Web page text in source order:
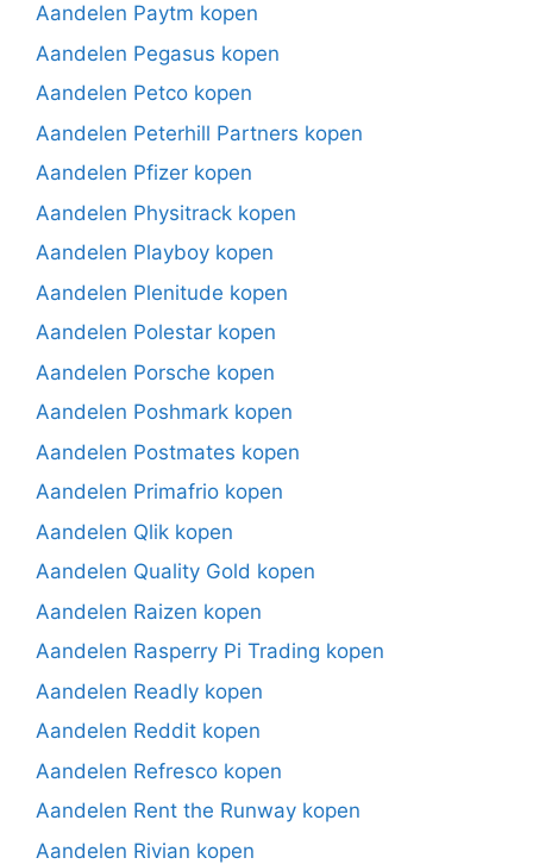
Aandelen Paytm kopen
Aandelen Pegasus kopen
Aandelen Petco kopen
Aandelen Peterhill Partners kopen
Aandelen Pfizer kopen
Aandelen Physitrack kopen
Aandelen Playboy kopen
Aandelen Plenitude kopen
Aandelen Polestar kopen
Aandelen Porsche kopen
Aandelen Poshmark kopen
Aandelen Postmates kopen
Aandelen Primafrio kopen
Aandelen Qlik kopen
Aandelen Quality Gold kopen
Aandelen Raizen kopen
Aandelen Rasperry Pi Trading kopen
Aandelen Readly kopen
Aandelen Reddit kopen
Aandelen Refresco kopen
Aandelen Rent the Runway kopen
Aandelen Rivian kopen